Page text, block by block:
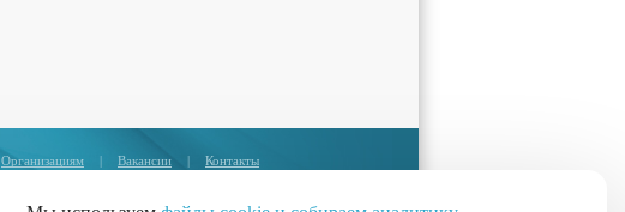
Организациям | Вакансии | Контакты